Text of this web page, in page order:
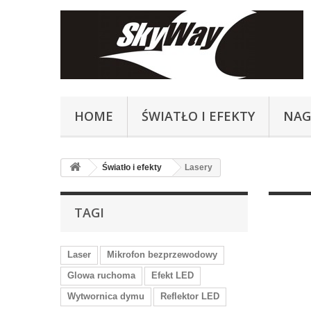
HOME ŚWIATŁO I EFEKTY
Światło i efekty Lasery
TAGI
Laser
Mikrofon bezprzewodowy
Glowa ruchoma
Efekt LED
Wytwornica dymu
Reflektor LED